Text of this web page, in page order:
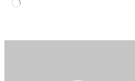
Loading…